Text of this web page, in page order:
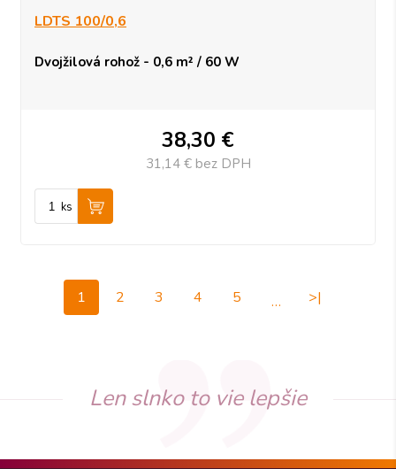
LDTS 100/0,6
Dvojžilová rohož - 0,6 m² / 60 W
38,30 €
31,14 € bez DPH
ks
1 2 3 4 5 … >|
Len slnko to vie lepšie